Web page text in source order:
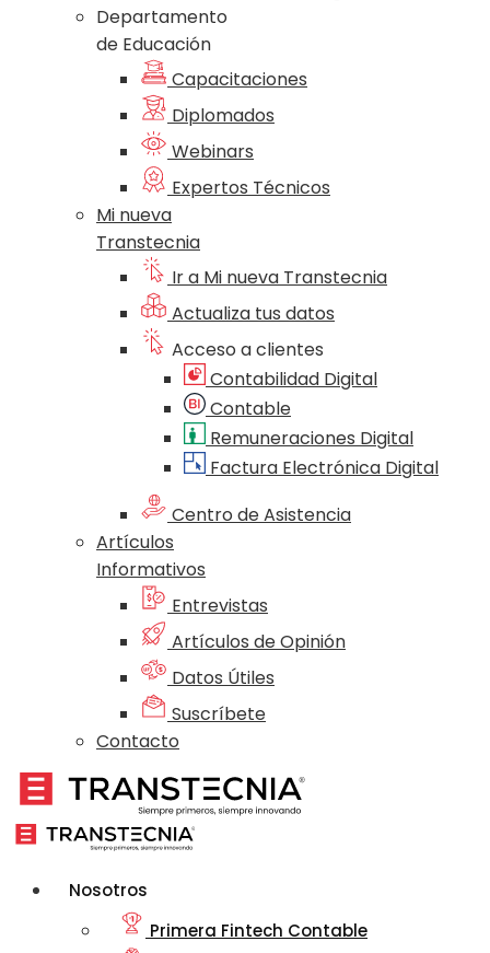
Departamento
de Educación
Capacitaciones
Diplomados
Webinars
Expertos Técnicos
Mi nueva
Transtecnia
Ir a Mi nueva Transtecnia
Actualiza tus datos
Acceso a clientes
Contabilidad Digital
Contable
Remuneraciones Digital
Factura Electrónica Digital
Centro de Asistencia
Artículos
Informativos
Entrevistas
Artículos de Opinión
Datos Útiles
Suscríbete
Contacto
Nosotros
Primera Fintech Contable